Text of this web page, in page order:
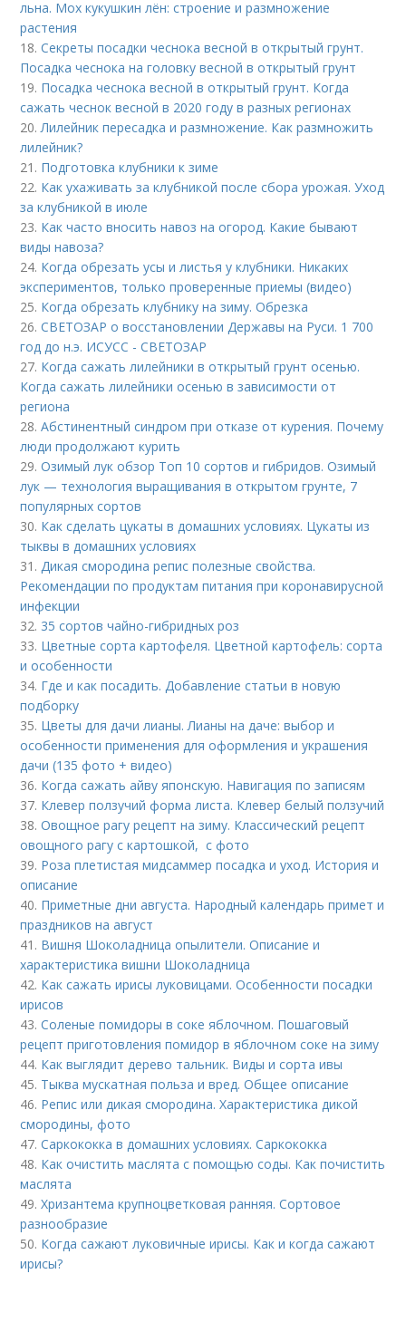
льна. Мох кукушкин лён: строение и размножение
растения
18.Секреты посадки чеснока весной в открытый грунт.
Посадка чеснока на головку весной в открытый грунт
19. Посадка чеснока весной в открытый грунт. Когда
сажать чеснок весной в 2020 году в разных регионах
20.Лилейник пересадка и размножение. Как размножить
лилейник?
21. Подготовка клубники к зиме
22. Как ухаживать за клубникой после сбора урожая. Уход
за клубникой в июле
23. Как часто вносить навоз на огород. Какие бывают
виды навоза?
24. Когда обрезать усы и листья у клубники. Никаких
экспериментов, только проверенные приемы (видео)
25. Когда обрезать клубнику на зиму. Обрезка
26.СВЕТОЗАР о восстановлении Державы на Руси. 1 700
год до н.э. ИСУСС - СВЕТОЗАР
27. Когда сажать лилейники в открытый грунт осенью.
Когда сажать лилейники осенью в зависимости от
региона
28.Абстинентный синдром при отказе от курения. Почему
люди продолжают курить
29.Озимый лук обзор Топ 10 сортов и гибридов. Озимый
лук — технология выращивания в открытом грунте, 7
популярных сортов
30. Как сделать цукаты в домашних условиях. Цукаты из
тыквы в домашних условиях
31.Дикая смородина репис полезные свойства.
Рекомендации по продуктам питания при коронавирусной
инфекции
32. 35 сортов чайно-гибридных роз
33. Цветные сорта картофеля. Цветной картофель: сорта
и особенности
34. Где и как посадить. Добавление статьи в новую
подборку
35. Цветы для дачи лианы. Лианы на даче: выбор и
особенности применения для оформления и украшения
дачи (135 фото + видео)
36. Когда сажать айву японскую. Навигация по записям
37. Клевер ползучий форма листа. Клевер белый ползучий
38.Овощное рагу рецепт на зиму. Классический рецепт
овощного рагу с картошкой, с фото
39. Роза плетистая мидсаммер посадка и уход. История и
описание
40. Приметные дни августа. Народный календарь примет и
праздников на август
41. Вишня Шоколадница опылители. Описание и
характеристика вишни Шоколадница
42. Как сажать ирисы луковицами. Особенности посадки
ирисов
43.Соленые помидоры в соке яблочном. Пошаговый
рецепт приготовления помидор в яблочном соке на зиму
44. Как выглядит дерево тальник. Виды и сорта ивы
45. Тыква мускатная польза и вред. Общее описание
46. Репис или дикая смородина. Характеристика дикой
смородины, фото
47.Саркококка в домашних условиях. Саркококка
48. Как очистить маслята с помощью соды. Как почистить
маслята
49.Хризантема крупноцветковая ранняя. Сортовое
разнообразие
50. Когда сажают луковичные ирисы. Как и когда сажают
ирисы?